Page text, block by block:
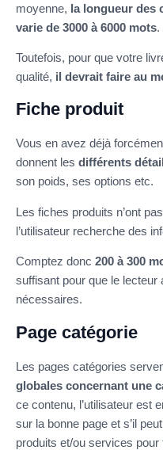
moyenne, la longueur des
varie de 3000 à 6000 mots.
Toutefois, pour que votre
qualité, il devrait faire au
Fiche produit
Vous en avez déjà
donnent les différents
son poids, ses options etc.
Les fiches produits n’ont
l’utilisateur recherche des
Comptez donc 200 à 300
suffisant pour que le lecteur
nécessaires.
Page catégorie
Les pages catégories
globales concernant une
ce contenu, l’utilisateur est
sur la bonne page et s’il
produits et/ou services pour